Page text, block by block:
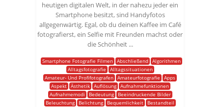
heutigen digitalen Welt, in der nahezu jeder ein
Smartphone besitzt, sind Handyfotos
allgegenwärtig. Egal, ob du deinen Kaffee im Café
fotografierst, ein Selfie mit Freunden machst oder
die Schönheit ...
Smartphone Fotografie Filmen Abschließend
Algorithmen
Alltagsfotografie
Alltagssituationen
Amateur- Und Profifotografen Amateurfotografie
Apps
Aspekt Ästhetik Auflösung Aufnahmefunktionen
Aufnahmemodi
Bedeutung
Beeindruckende Bilder
Beleuchtung
Belichtung Bequemlichkeit
Bestandteil